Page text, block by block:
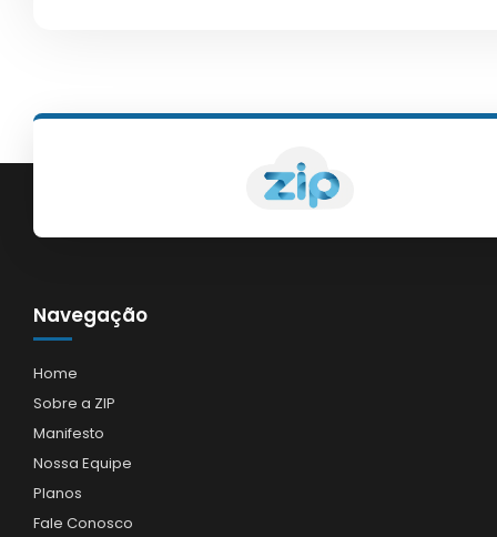
Navegação
Home
Sobre a ZIP
Manifesto
Nossa Equipe
Planos
Fale Conosco